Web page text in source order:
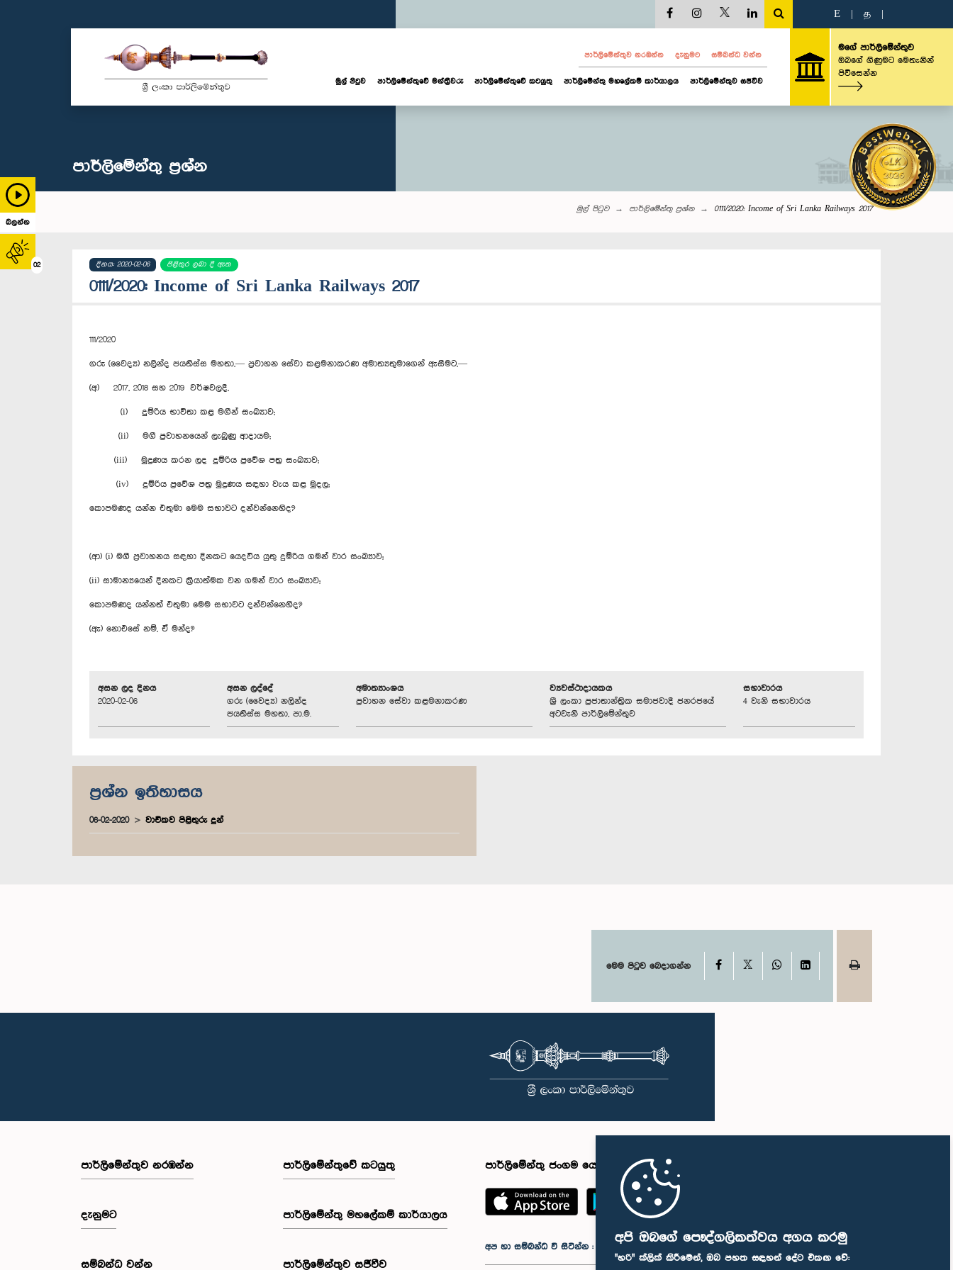
අපි ඔබගේ පෞද්ගලිකත්වය අගය කරමු
"හරි" ක්ලික් කිරීමෙන්, ඔබ පහත සඳහන් දේට එකඟ වේ:
බලන්න
02
E த
පාර්ලි‌මේන්තුව නරඹන්න දැනුමට සම්බන්ධ වන්න
මුල් පිටුව පාර්ලි‌මේන්තුවේ මන්ත්‍රීවරු පාර්ලිමේන්තුවේ කටයුතු පාර්ලිමේන්තු මහලේකම් කාර්යාලය පාර්ලිමේන්තුව සජීවීව
මගේ පාර්ලිමේන්තුව
ඔබගේ ගිණුමට මෙතැනින්
පිවිසෙන්න
පාර්ලි‌මේන්තු‌ ප්‍රශ්න
මුල් පිටුව පාර්ලි‌මේන්තු‌ ප්‍රශ්න 0111/2020: Income of Sri Lanka Railways 2017
දිනය: 2020-02-06 පිළිතුර ලබා දී ඇත
0111/2020: Income of Sri Lanka Railways 2017
111/2020
ගරු (වෛද්‍ය) නලින්ද ජයතිස්ස මහතා,— ප්‍රවාහන සේවා කළමනාකරණ අමාත්‍යතුමාගෙන් ඇසීමට,—
(අ) 2017, 2018 සහ 2019 වර්ෂවලදී,
(i) දුම්රිය භාවිතා කළ මගීන් සංඛ්‍යාව;
(ii) මගී ප්‍රවාහනයෙන් ලැබුණු ආදායම;
(iii) මුද්‍රණය කරන ලද දුම්රිය ප්‍රවේශ පත්‍ර සංඛ්‍යාව;
(iv) දුම්රිය ප්‍රවේශ පත්‍ර මුද්‍රණය සඳහා වැය කළ මුදල;
කොපමණද යන්න එතුමා මෙම‍ සභාවට දන්වන්නෙහිද?
(ආ) (i) මගී ප්‍රවාහනය සඳහා දිනකට යෙදවිය යුතු දුම්රිය ගමන් වාර සංඛ්‍යාව;
(ii) සාමාන්‍යයෙන් දිනකට ක්‍රියාත්මක වන ගමන් වාර සංඛ්‍යාව;
කොපමණද යන්නත් එතුමා මෙම සභාවට දන්වන්නෙහිද?
(ඇ) නොඑසේ නම්, ඒ මන්ද?
අසන ලද දිනය
2020-02-06
අසන ලද්දේ
ගරු (වෛද්‍ය) නලින්ද
ජයතිස්ස මහතා, පා.ම.
අමාත්‍යාංශය
ප්‍රවාහන සේවා කළමනාකරණ
ව්‍යවස්ථාදායකය
ශ්‍රී ලංකා ප්‍රජාතාන්ත්‍රික සමාජවාදී ජනරජයේ
අටවැනි පාර්ලිමේන්තුව
සභාවාරය
4 වැනි සභාවාරය
ප්‍රශ්න ඉතිහාසය
06-02-2020 වාචිකව පිළිතුරු දුන්
මෙම පිටුව බෙදාගන්න Facebook WhatsAppLinkedIn
පාර්ලි‌මේන්තුව නරඹන්න
දැනුමට
සම්බන්ධ වන්න
පාර්ලිමේන්තුවේ කටයුතු
පාර්ලිමේන්තු මහලේකම් කාර්යාලය
පාර්ලිමේන්තුව සජීවීව
පාර්ලිමේන්තු ජංගම යෙදුම
අප හා සම්බන්ධ වී සිටින්න :